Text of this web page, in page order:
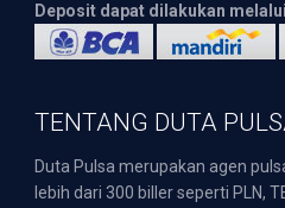
Deposit dapat dilakukan
TENTANG DUTA
Duta Pulsa merupakan agen
lebih dari 300 biller seperti PLN,